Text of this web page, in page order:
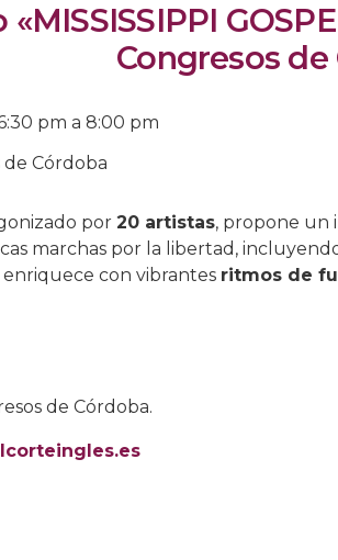
Congresos de
pm a 8:00 pm
de Córdoba
por 20 artistas, propone un
marchas por la libertad,
enriquece con vibrantes ritmos de
de Córdoba.